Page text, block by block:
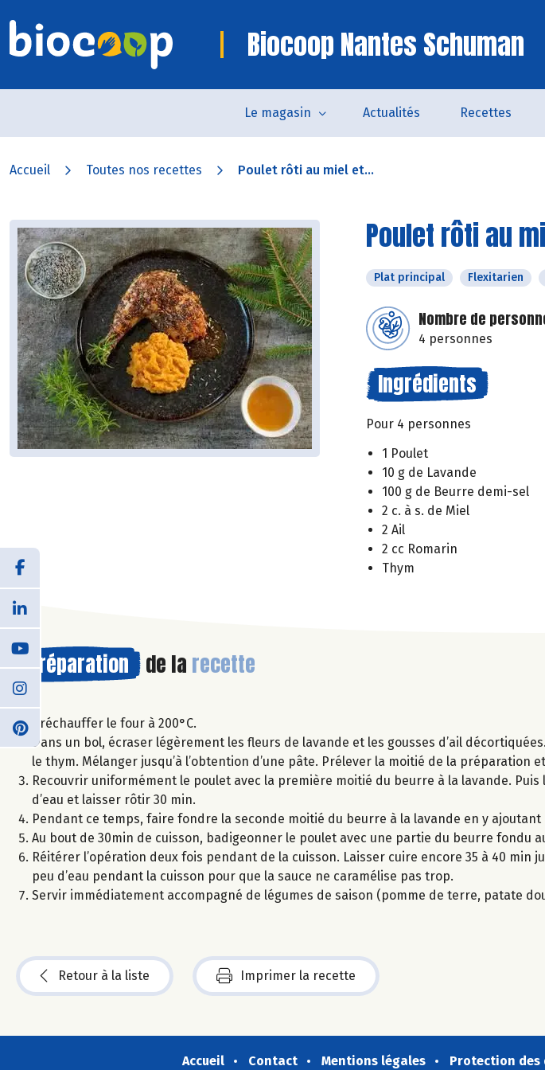
Biocoop Nantes Schuman
Le magasin Actualités Recettes
Accueil Toutes nos recettes Poulet rôti au miel et...
Poulet rôti au
Plat principal Flexitarien
Nombre de
4 personnes
Ingrédients
Pour 4 personnes
1 Poulet
10 g de Lavande
100 g de Beurre demi-sel
2 c. à s. de Miel
2 Ail
2 cc Romarin
Thym
Préparation de la recette
Préchauffer le four à 200°C.
Dans un bol, écraser légèrement les fleurs de lavande et les gousses d’ail
le thym. Mélanger jusqu’à l’obtention d’une pâte. Prélever la moitié de la préparation
Recouvrir uniformément le poulet avec la première moitié du beurre à la lavande.
d’eau et laisser rôtir 30 min.
Pendant ce temps, faire fondre la seconde moitié du beurre à la lavande en y ajoutant
Au bout de 30min de cuisson, badigeonner le poulet avec une partie du beurre fondu
Réitérer l’opération deux fois pendant de la cuisson. Laisser cuire encore 35 à 40 min
peu d’eau pendant la cuisson pour que la sauce ne caramélise pas trop.
Servir immédiatement accompagné de légumes de saison (pomme de terre, patate
Retour à la liste Imprimer la recette
Accueil Contact Mentions légales Protection des